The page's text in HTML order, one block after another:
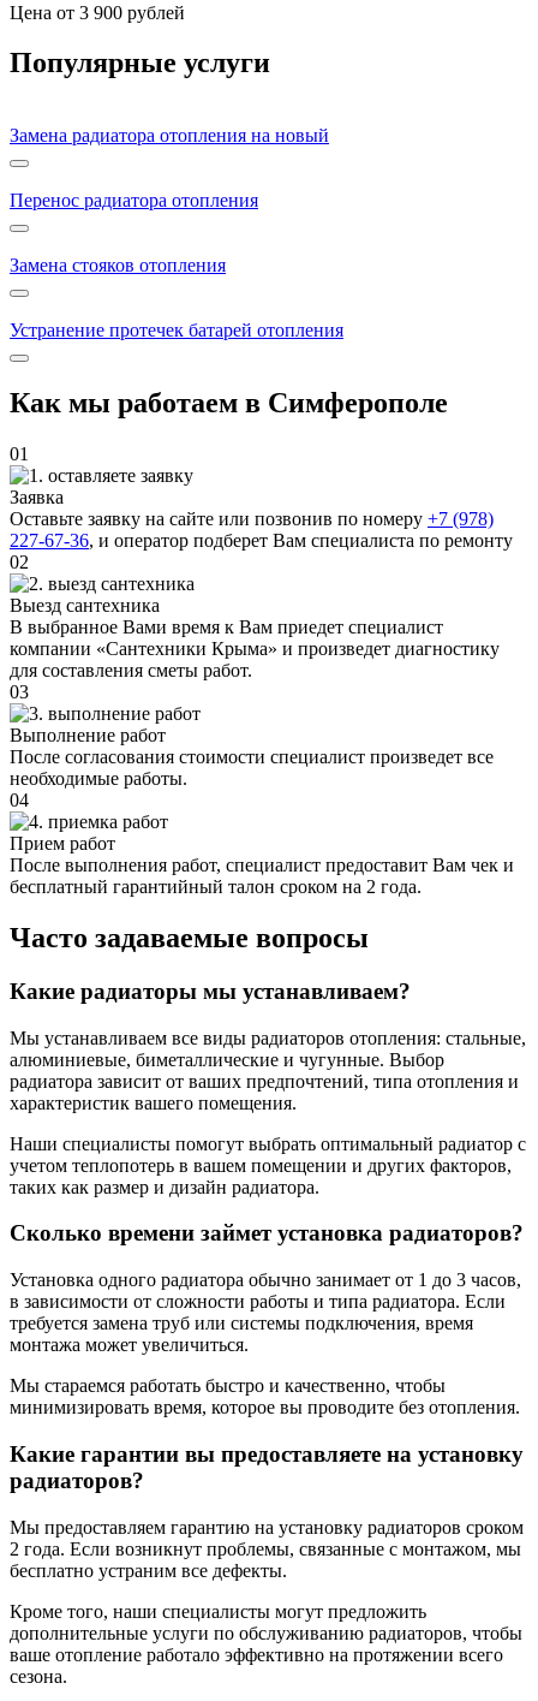
Цена от 3 900 рублей
Популярные услуги
Замена радиатора отопления на новый
Перенос радиатора отопления
Замена стояков отопления
Устранение протечек батарей отопления
Как мы работаем в Симферополе
01
Заявка
Оставьте заявку на сайте или позвонив по номеру +7 (978)
227-67-36, и оператор подберет Вам специалиста по ремонту
02
Выезд сантехника
В выбранное Вами время к Вам приедет специалист
компании «Сантехники Крыма» и произведет диагностику
для составления сметы работ.
03
Выполнение работ
После согласования стоимости специалист произведет все
необходимые работы.
04
Прием работ
После выполнения работ, специалист предоставит Вам чек и
бесплатный гарантийный талон сроком на 2 года.
Часто задаваемые вопросы
Какие радиаторы мы устанавливаем?
Мы устанавливаем все виды радиаторов отопления: стальные,
алюминиевые, биметаллические и чугунные. Выбор
радиатора зависит от ваших предпочтений, типа отопления и
характеристик вашего помещения.
Наши специалисты помогут выбрать оптимальный радиатор с
учетом теплопотерь в вашем помещении и других факторов,
таких как размер и дизайн радиатора.
Сколько времени займет установка радиаторов?
Установка одного радиатора обычно занимает от 1 до 3 часов,
в зависимости от сложности работы и типа радиатора. Если
требуется замена труб или системы подключения, время
монтажа может увеличиться.
Мы стараемся работать быстро и качественно, чтобы
минимизировать время, которое вы проводите без отопления.
Какие гарантии вы предоставляете на установку
радиаторов?
Мы предоставляем гарантию на установку радиаторов сроком
2 года. Если возникнут проблемы, связанные с монтажом, мы
бесплатно устраним все дефекты.
Кроме того, наши специалисты могут предложить
дополнительные услуги по обслуживанию радиаторов, чтобы
ваше отопление работало эффективно на протяжении всего
сезона.